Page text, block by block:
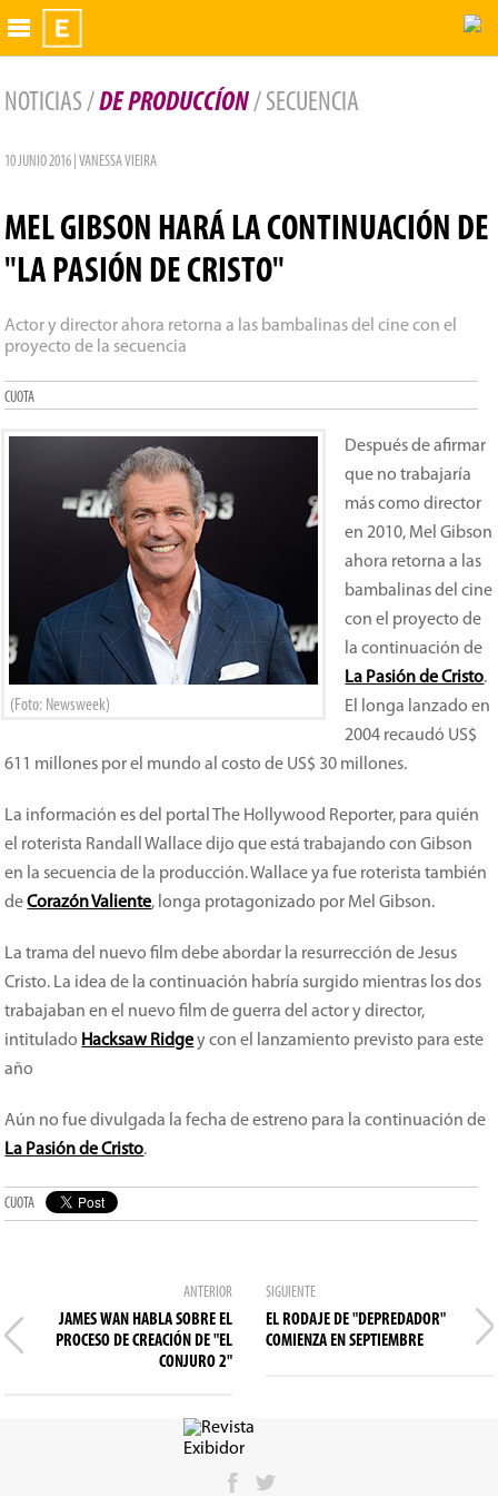
Exhibidor
NOTICIAS /DE PRODUCCÍON/ SECUENCIA
10 JUNIO 2016 | VANESSA VIEIRA
MEL GIBSON HARÁ LA CONTINUACIÓN DE
"LA PASIÓN DE CRISTO"
Actor y director ahora retorna a las bambalinas del cine con el
proyecto de la secuencia
CUOTA
(Foto: Newsweek)
Después de afirmar
que no trabajaría
más como director
en 2010, Mel Gibson
ahora retorna a las
bambalinas del cine
con el proyecto de
la continuación de
La Pasión de Cristo.
El longa lanzado en
2004 recaudó US$
611 millones por el mundo al costo de US$ 30 millones.
La información es del portal The Hollywood Reporter, para quién
el roterista Randall Wallace dijo que está trabajando con Gibson
en la secuencia de la producción. Wallace ya fue roterista también
deCorazón Valiente, longa protagonizado por Mel Gibson.
La trama del nuevo film debe abordar la resurrección de Jesus
Cristo. La idea de la continuación habría surgido mientras los dos
trabajaban en el nuevo film de guerra del actor y director,
intitulado Hacksaw Ridge y con el lanzamiento previsto para este
año
Aún no fue divulgada la fecha de estreno para la continuación de
La Pasión de Cristo.
CUOTA
ANTERIOR
JAMES WAN HABLA SOBRE EL
PROCESO DE CREACIÓN DE "EL
CONJURO 2"
SIGUIENTE
EL RODAJE DE "DEPREDADOR"
COMIENZA EN SEPTIEMBRE